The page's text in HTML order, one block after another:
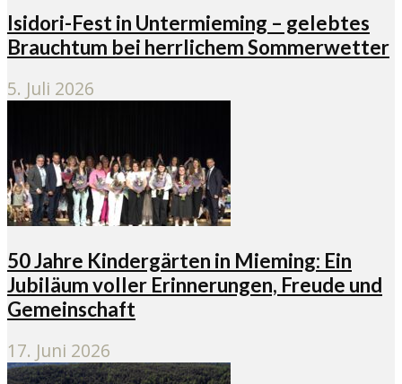
Isidori-Fest in Untermieming – gelebtes
Brauchtum bei herrlichem Sommerwetter
5. Juli 2026
50 Jahre Kindergärten in Mieming: Ein
Jubiläum voller Erinnerungen, Freude und
Gemeinschaft
17. Juni 2026